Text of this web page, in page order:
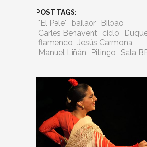
POST TAGS:
"El Pele" bailaor
Bilbao
Carles Benavent ciclo
flamenco Jesús Carmona
Manuel Liñán
Pitingo Sala